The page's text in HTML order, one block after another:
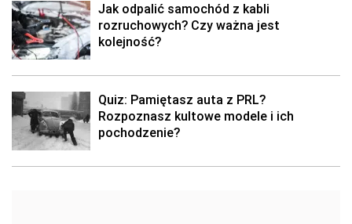
Jak odpalić samochód z kabli
rozruchowych? Czy ważna jest
kolejność?
Quiz: Pamiętasz auta z PRL?
Rozpoznasz kultowe modele i ich
pochodzenie?